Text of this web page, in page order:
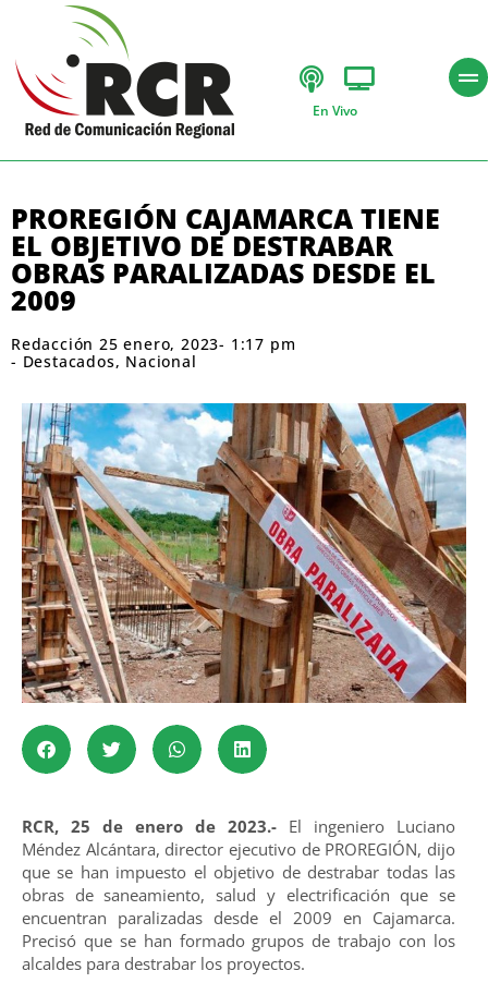
En Vivo
PROREGIÓN CAJAMARCA TIENE
EL OBJETIVO DE DESTRABAR
OBRAS PARALIZADAS DESDE EL
2009
Redacción 25 enero, 2023- 1:17 pm
- Destacados, Nacional
RCR, 25 de enero de 2023.- El ingeniero Luciano
Méndez Alcántara, director ejecutivo de PROREGIÓN, dijo
que se han impuesto el objetivo de destrabar todas las
obras de saneamiento, salud y electrificación que se
encuentran paralizadas desde el 2009 en Cajamarca.
Precisó que se han formado grupos de trabajo con los
alcaldes para destrabar los proyectos.